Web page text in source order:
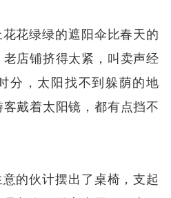
花绿绿的遮阳伞比春天的
店铺挤得太紧，叫卖声经
分，太阳找不到躲荫的地
戴着太阳镜，都有点挡不
的伙计摆出了桌椅，支起